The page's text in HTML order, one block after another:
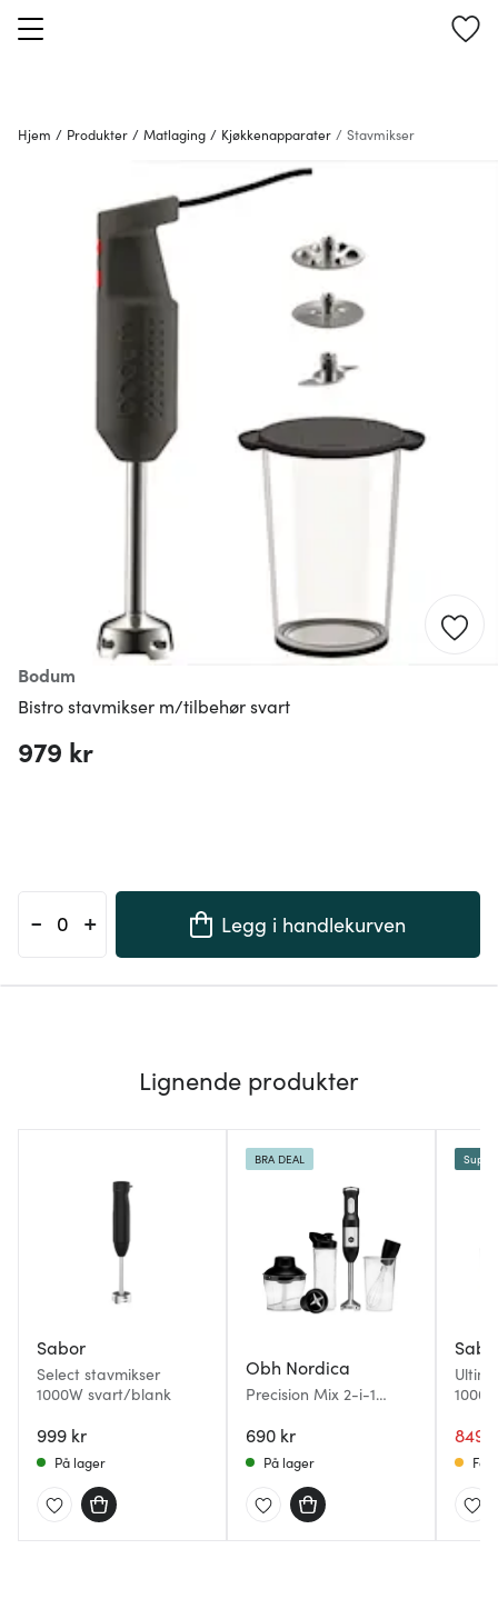
Hjem / Produkter / Matlaging / Kjøkkenapparater / Stavmikser
Bodum
Bistro stavmikser m/tilbehør svart
979 kr
- + Legg i handlekurven
Lignende produkter
Sabor
Select stavmikser
1000W svart/blank
999 kr
På lager
Obh Nordica
Precision Mix 2-i-1
svart/sølv
690 kr
BRA DEAL
På lager
849
Få